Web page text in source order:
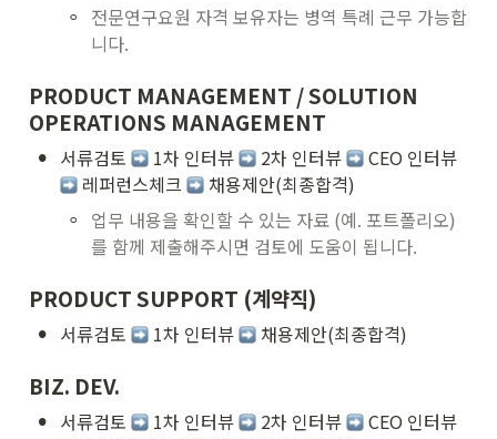
◦ 전문연구요원 자격 보유자는 병역 특례 근무 가능합
니다.
PRODUCT MANAGEMENT / SOLUTION
OPERATIONS MANAGEMENT
• 서류검토 1차 인터뷰 2차 인터뷰
CEO 인터뷰
레퍼런스체크
채용제안(최종합격)
◦ 업무 내용을 확인할 수 있는 자료 (예. 포트폴리오)
를 함께 제출해주시면 검토에 도움이 됩니다.
PRODUCT SUPPORT (계약직)
• 서류검토 1차 인터뷰 채용제안(최종합격)
BIZ. DEV.
• 서류검토 1차 인터뷰 2차 인터뷰
CEO 인터뷰